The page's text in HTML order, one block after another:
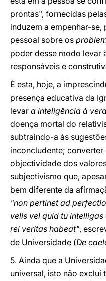
prontas", fornecidas
induzem a empenhar-
pessoal sobre os
poder desse modo levar
responsáveis e
É esta, hoje, a
presença educativa da
levar a inteligência à
doença mortal do
subtraindo-a às
inconcludente; converter
objectividade dos
subjectivismo que,
bem diferente da
"non pertinet ad
velis vel quid tu
rei veritas habeat",
de Universidade (De
5. Ainda que a
universal, isto não exclui